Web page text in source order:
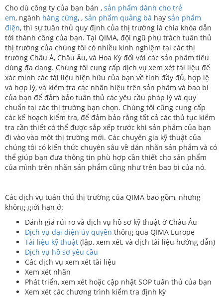
Cho dù công ty của bạn bán , sản phẩm dành cho trẻ
em, ngành hàng cứng, , sản phẩm quảng bá hay sản phẩm
điện, thì sự tuân thủ quy định của thị trường là chìa khóa dẫn
tới thành công của bạn. Tại QIMA, đội ngũ phụ trách tuân thủ
thị trường của chúng tôi có nhiều kinh nghiệm tại các thị
trường Châu Á, Châu Âu, và Hoa Kỳ đối với các sản phẩm tiêu
dùng đa dạng. Chúng tôi cung cấp dịch vụ xem xét tài liệu để
xác minh các tài liệu hiện hữu của bạn về tính đầy đủ, hợp lệ
và hợp lý, và kiểm tra các nhãn hiệu trên sản phẩm và bao bì
của bạn để đảm bảo tuân thủ các yêu cầu pháp lý và quy
chuẩn tại các thị trường bạn chọn. Chúng tôi cũng cung cấp
các kế hoạch kiểm tra, để đảm bảo rằng tất cả các thủ tục kiểm
tra cần thiết có thể được sắp xếp trước khi sản phẩm của bạn
đi vào vào một thị trường mới. Các chuyên gia kỹ thuật của
chúng tôi có kiến thức chuyên sâu về dán nhãn sản phẩm và có
thể giúp bạn đưa thông tin phù hợp cần thiết cho sản phẩm
của mình trên nhãn sản phẩm cũng như trên bao bì của nó.
Các dịch vụ tuân thủ thị trường của QIMA bao gồm, nhưng
không giới hạn ở:
Đánh giá rủi ro và dịch vụ hồ sơ kỹ thuật ở Châu Âu
Dịch vụ đại diện ủy quyền thông qua QIMA Europe
Tài liệu kỹ thuật (lập, xem xét, và dịch tài liệu hướng dẫn)
Dịch vụ hồ sơ yêu cầu
Các dịch vụ xem xét tài liệu
Xem xét nhãn
Phát triển, xem xét hoặc cập nhật SOP tuân thủ của bạn
Xem xét các chương trình kiểm tra định kỳ